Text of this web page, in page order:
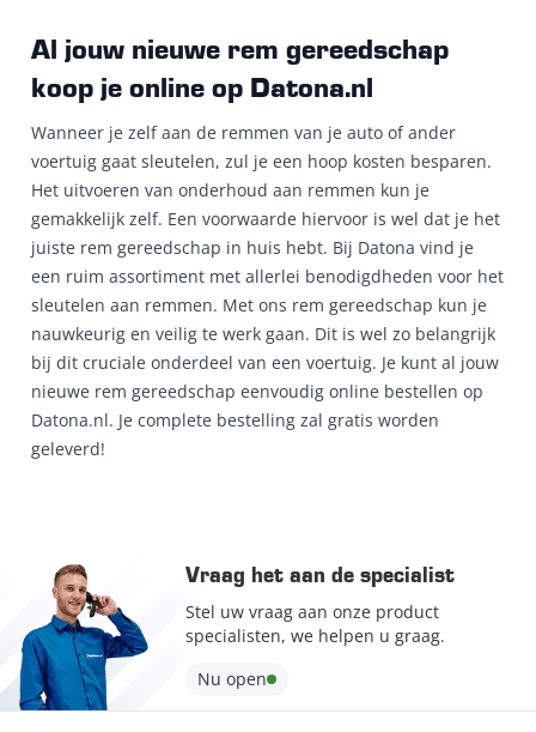
Al jouw nieuwe rem gereedschap
koop je online op Datona.nl
Wanneer je zelf aan de remmen van je auto of ander
voertuig gaat sleutelen, zul je een hoop kosten besparen.
Het uitvoeren van onderhoud aan remmen kun je
gemakkelijk zelf. Een voorwaarde hiervoor is wel dat je het
juiste rem gereedschap in huis hebt. Bij Datona vind je
een ruim assortiment met allerlei benodigdheden voor het
sleutelen aan remmen. Met ons rem gereedschap kun je
nauwkeurig en veilig te werk gaan. Dit is wel zo belangrijk
bij dit cruciale onderdeel van een voertuig. Je kunt al jouw
nieuwe rem gereedschap eenvoudig online bestellen op
Datona.nl. Je complete bestelling zal gratis worden
geleverd!
Vraag het aan de specialist
Stel uw vraag aan onze product
specialisten, we helpen u graag.
Nu open